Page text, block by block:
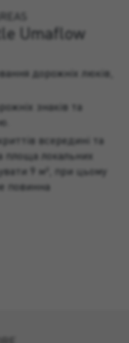
Umaflow
дорожніх люків,
знаків та
всередині та
площа локальних
9 м², при цьому
повинна